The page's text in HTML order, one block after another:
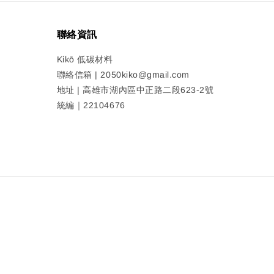
聯絡資訊
Kikō 低碳材料
聯絡信箱 | 2050kiko@gmail.com
地址 | 高雄市湖內區中正路二段623-2號
統編｜22104676